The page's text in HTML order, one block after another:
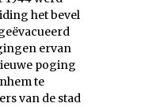
het bevel
ervan
poging
te
van de stad